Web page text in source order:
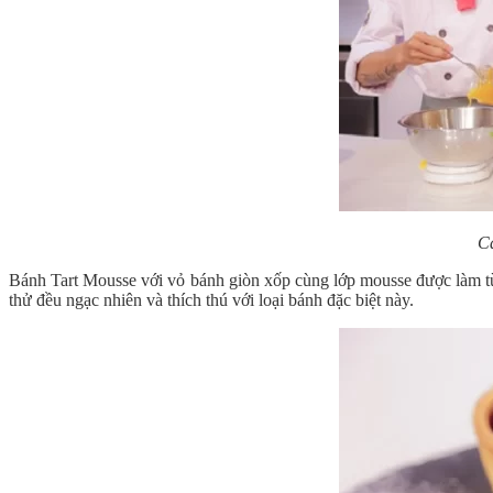
Bánh Tart Mousse với vỏ bánh giòn xốp cùng lớp mousse được
thử đều ngạc nhiên và thích thú với loại bánh đặc biệt này.